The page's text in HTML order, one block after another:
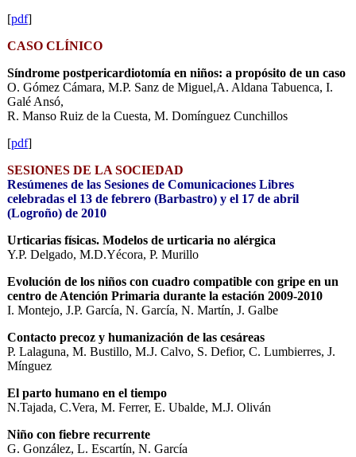
[pdf]
CASO CLÍNICO
Síndrome postpericardiotomía en niños: a propósito de un caso
O. Gómez Cámara, M.P. Sanz de Miguel,A. Aldana Tabuenca, I.
Galé Ansó,
R. Manso Ruiz de la Cuesta, M. Domínguez Cunchillos
[pdf]
SESIONES DE LA SOCIEDAD
Resúmenes de las Sesiones de Comunicaciones Libres
celebradas el 13 de febrero (Barbastro) y el 17 de abril
(Logroño) de 2010
Urticarias físicas. Modelos de urticaria no alérgica
Y.P. Delgado, M.D.Yécora, P. Murillo
Evolución de los niños con cuadro compatible con gripe en un
centro de Atención Primaria durante la estación 2009-2010
I. Montejo, J.P. García, N. García, N. Martín, J. Galbe
Contacto precoz y humanización de las cesáreas
P. Lalaguna, M. Bustillo, M.J. Calvo, S. Defior, C. Lumbierres, J.
Mínguez
El parto humano en el tiempo
N.Tajada, C.Vera, M. Ferrer, E. Ubalde, M.J. Oliván
Niño con fiebre recurrente
G. González, L. Escartín, N. García